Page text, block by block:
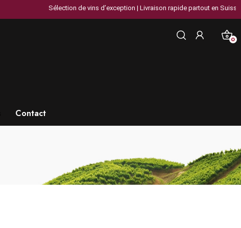
Sélection de vins d’exception | Livraison rapide partout en Suisse | Plus de 30
0
Contact